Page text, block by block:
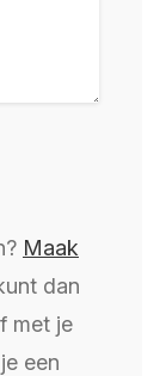
Maak
dan
met je
een